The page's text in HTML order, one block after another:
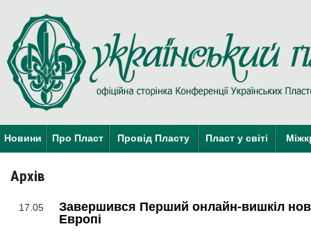
Новини Про Пласт Провід Пласту Пласт у світі
Архів
17.05
Завершився Перший онлайн-вишкіл
Европі